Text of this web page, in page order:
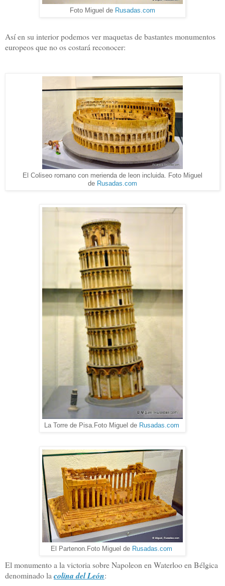
Foto Miguel de Rusadas.com
Así en su interior podemos ver maquetas de bastantes monumentos
europeos que no os costará reconocer:
El Coliseo romano con merienda de leon incluida. Foto Miguel
de Rusadas.com
La Torre de Pisa.Foto Miguel de Rusadas.com
El Partenon.Foto Miguel de Rusadas.com
El monumento a la victoria sobre Napoleon en Waterloo en Bélgica
denominado lacolina del León: